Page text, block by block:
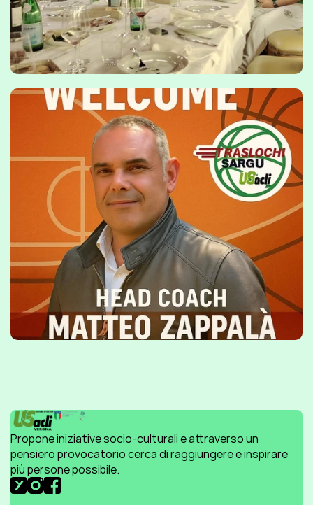
Propone iniziative socio-culturali e attraverso un
pensiero provocatorio cerca di raggiungere e inspirare
più persone possibile.